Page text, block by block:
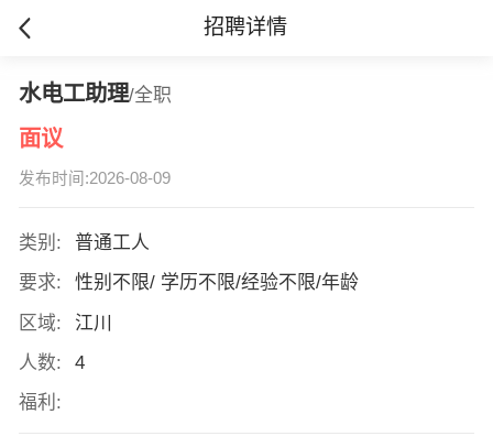
招聘详情
水电工助理/全职
面议
发布时间:2026-08-09
类别:
普通工人
要求:
性别不限/ 学历不限/经验不限/年龄
区域:
江川
人数:
4
福利: